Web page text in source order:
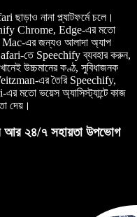
নানা প্ল্যাটফর্মে চলে।
Chrome, Edge-এর মতো
এর জন্যও আলাদা অ্যাপ
তে Speechify ব্যবহার করুন,
উচ্চমানের কণ্ঠ, সুবিধাজনক
এর তৈরি Speechify,
মতো ভয়েস অ্যাসিস্ট্যান্টে কাজ
দেয়।
আর ২৪/৭ সহায়তা উপভোগ